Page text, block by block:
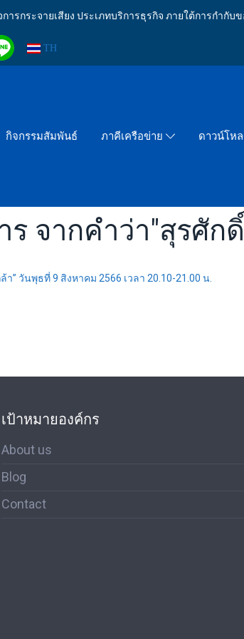
รกระจายเสียง ประเภทบริการธุรกิจ ภายใต้การกำ
TH
กิจกรรมสัมพันธ์ ภาคีเครือข่าย ดาวน์โห
ร จากคำว่า"สุรศั
” วันพุธที่ 9 สิงหาคม 2566 เวลา 20.10-21.00 น.
เป้าหมายองค์กร
About us
Blog
Contact